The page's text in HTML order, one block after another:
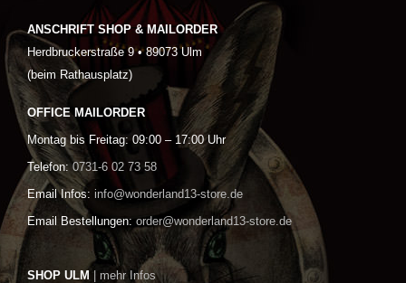
ANSCHRIFT SHOP & MAILORDER
Herdbruckerstraße 9 • 89073 Ulm
(beim Rathausplatz)
OFFICE MAILORDER
Montag bis Freitag: 09:00 – 17:00 Uhr
Telefon: 0731-6 02 73 58
Email Infos: info@wonderland13-store.de
Email Bestellungen: order@wonderland13-store.de
SHOP ULM | mehr Infos